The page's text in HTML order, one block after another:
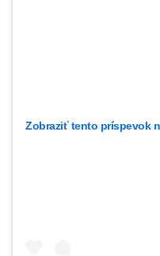
Zobraziť tento príspevok